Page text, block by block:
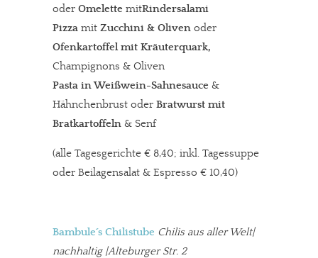
oder Omelette mitRindersalami
Pizza mit Zucchini & Oliven oder
Ofenkartoffel mit Kräuterquark,
Champignons & Oliven
Pasta in Weißwein-Sahnesauce &
Hähnchenbrust oder Bratwurst mit
Bratkartoffeln & Senf
(alle Tagesgerichte € 8,40; inkl. Tagessuppe
oder Beilagensalat & Espresso € 10,40)
Bambule´s Chilistube Chilis aus aller Welt|
nachhaltig |Alteburger Str. 2